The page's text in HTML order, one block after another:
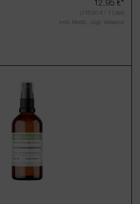
12,95 €*
(116,50 € / 1 Liter)
Inkl. MwSt., zzgl. Versand
Gib den gewünschten